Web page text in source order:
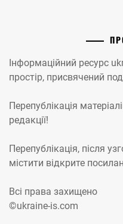
Інформаційний ресурс
простір, присвячений
Перепублікація
редакції!
Перепублікація, після
містити відкрите
Всі права захищено
©ukraine-is.com